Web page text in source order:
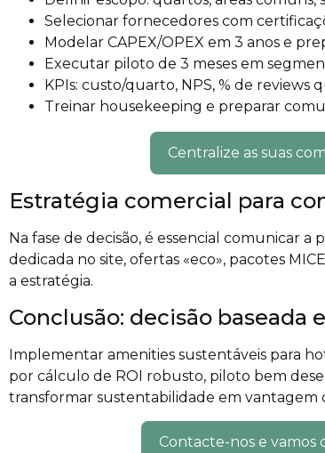
Selecionar fornecedores com
Modelar CAPEX/OPEX em 3 anos e
Executar piloto de 3 meses em
KPIs: custo/quarto, NPS, % de
Treinar housekeeping e preparar
Centralize as suas
Estratégia comercial para
Na fase de decisão, é essencial comunicar
dedicada no site, ofertas «eco», pacotes
a estratégia.
Conclusão: decisão
Implementar amenities sustentáveis para
por cálculo de ROI robusto, piloto bem
transformar sustentabilidade em vantagem
Contacte-nos e